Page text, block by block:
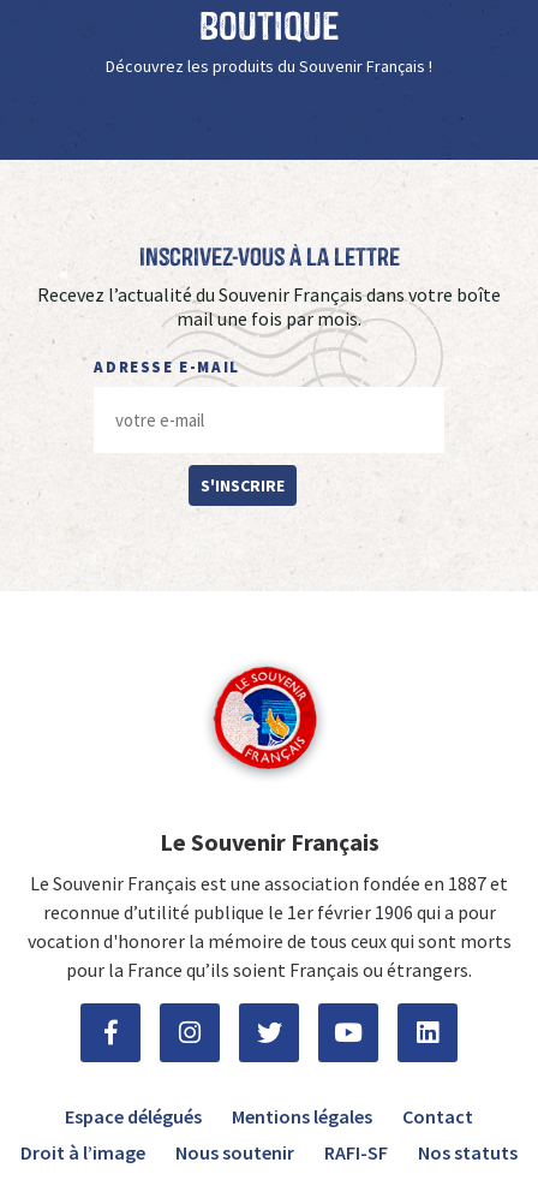
Boutique
Découvrez les produits du Souvenir Français !
Inscrivez-vous à La Lettre
Recevez l’actualité du Souvenir Français dans votre boîte
mail une fois par mois.
ADRESSE E-MAIL
S'INSCRIRE
Le Souvenir Français
Le Souvenir Français est une association fondée en 1887 et
reconnue d’utilité publique le 1er février 1906 qui a pour
vocation d'honorer la mémoire de tous ceux qui sont morts
pour la France qu’ils soient Français ou étrangers.
Espace délégués Mentions légales
Contact
Droit à l’image
Nous soutenir RAFI-SF Nos statuts